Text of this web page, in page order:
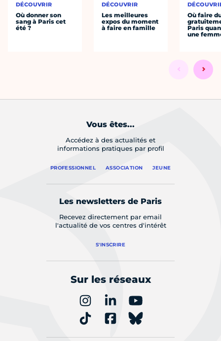
DÉCOUVRIR
Où donner son
sang à Paris cet
été ?
DÉCOUVRIR
Les meilleures
expos du moment
à faire en famille
Où faire
Paris
une
Vous êtes...
Accédez à des actualités et
informations pratiques par profil
PROFESSIONNEL ASSOCIATION JEUNE
Les newsletters de Paris
Recevez directement par email
l'actualité de vos centres d'intérêt
S'INSCRIRE
Sur les réseaux